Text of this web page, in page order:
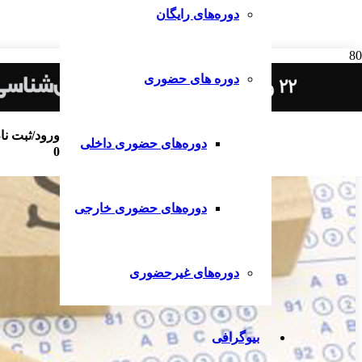
دوره‌های رایگان
دوره های حضوری
دوره‌های حضوری داخلی
دوره‌های حضوری خارجی
دوره‌های غیرحضوری
بیوگرافی
ورود/ثبت
0